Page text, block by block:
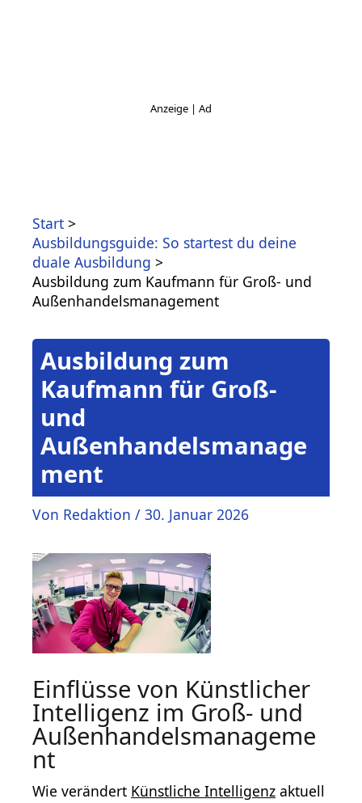
Start
Ausbildungsguide: So startest du deine
duale Ausbildung
Ausbildung zum Kaufmann für Groß- und
Außenhandelsmanagement
Ausbildung zum
Kaufmann für Groß-
und
Außenhandelsmanage
ment
Von Redaktion / 30. Januar 2026
Einflüsse von Künstlicher
Intelligenz im Groß- und
Außenhandelsmanageme
nt
Wie verändert Künstliche Intelligenz aktuell